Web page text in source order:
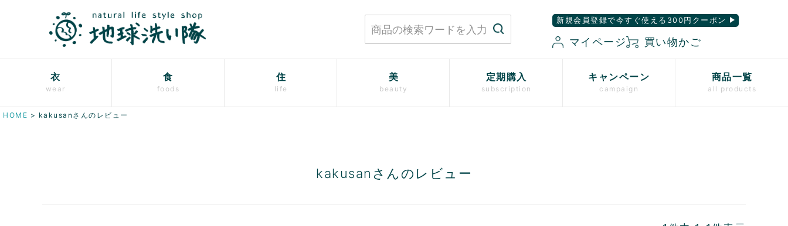
新規会員登録で今すぐ使える300円クーポン
マイページ 買い物かご
衣
wear
食
foods
住
life
美
beauty
定期購入
subscription
キャンペーン
campaign
商品一覧
all products
HOME kakusanさんのレビュー
kakusanさんのレビュー